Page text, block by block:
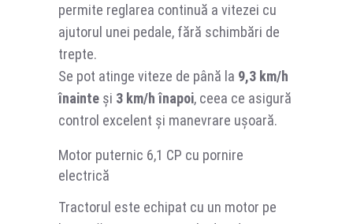
permite reglarea continuă a vitezei cu
ajutorul unei pedale, fără schimbări de
trepte.
Se pot atinge viteze de până la 9,3 km/h
înainte și 3 km/h înapoi, ceea ce asigură
control excelent și manevrare ușoară.
Motor puternic 6,1 CP cu pornire
electrică
Tractorul este echipat cu un motor pe